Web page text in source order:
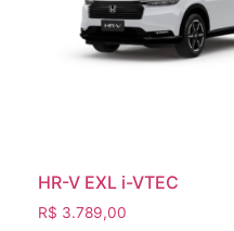
HR-V EXL i-VTEC
R$ 3.789,00